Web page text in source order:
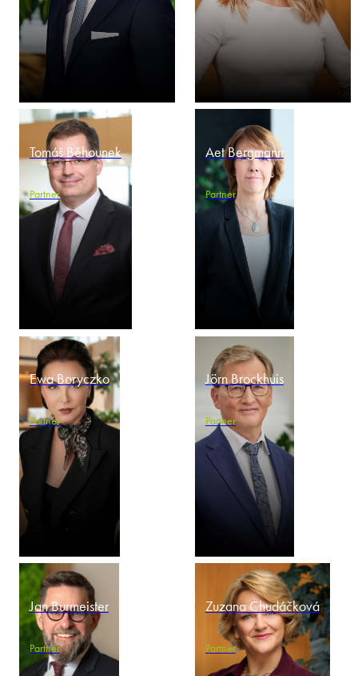
Tomáš Běhounek
Partner
Aet Bergmann
Partner
Ewa Boryczko
Partner
Jörn Brockhuis
Partner
Jan Burmeister
Partner
Zuzana Chudáčková
Partner